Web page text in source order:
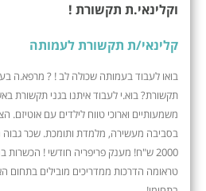
וקלינאי.ת תקשורת !
קלינאי/ת תקשורת לעמותה
בואו לעבוד בעמותה שכולה לב ! ? מרפא.ה
תקשורת? בוא.י לעבוד איתנו בגני תקשורת
משמעותיים וארוכי טווח לילדים עם אוטיזם.
בסביבה מעשירה, מלמדת ותומכת. שכר
2000 ש"ח! מענק פריפריה חודשי !